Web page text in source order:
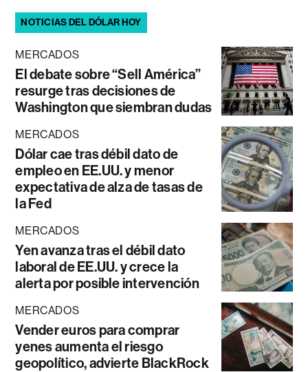
NOTICIAS DEL DÓLAR HOY
MERCADOS
El debate sobre “Sell América”
resurge tras decisiones de
Washington que siembran dudas
MERCADOS
Dólar cae tras débil dato de
empleo en EE.UU. y menor
expectativa de alza de tasas de
la Fed
MERCADOS
Yen avanza tras el débil dato
laboral de EE.UU. y crece la
alerta por posible intervención
MERCADOS
Vender euros para comprar
yenes aumenta el riesgo
geopolítico, advierte BlackRock